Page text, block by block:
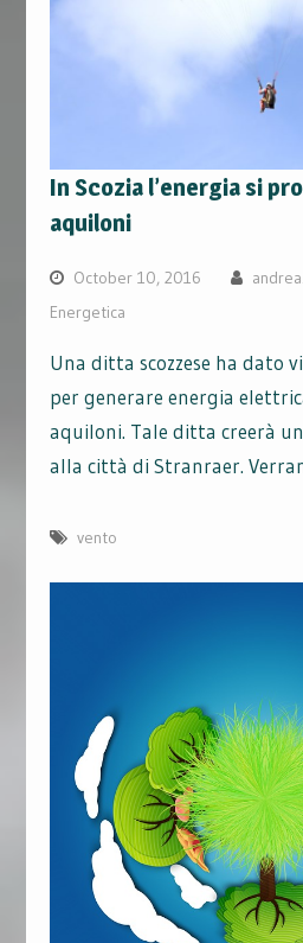
In Scozia l’energia si
aquiloni
October 10, 2016
Energetica
Una ditta scozzese ha dato
per generare energia
aquiloni. Tale ditta creerà
alla città di Stranraer.
vento